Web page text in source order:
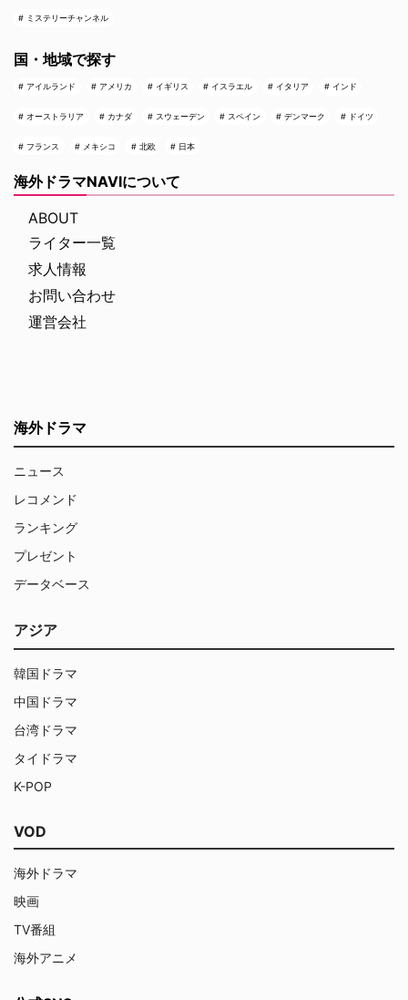
ミステリーチャンネル
国・地域で探す
アイルランド アメリカ イギリス イスラエル イタリア インド
オーストラリア カナダ スウェーデン スペイン デンマーク ドイツ
フランス メキシコ 北欧 日本
海外ドラマNAVIについて
ABOUT
ライター一覧
求人情報
お問い合わせ
運営会社
海外ドラマ
ニュース
レコメンド
ランキング
プレゼント
データベース
アジア
韓国ドラマ
中国ドラマ
台湾ドラマ
タイドラマ
K-POP
VOD
海外ドラマ
映画
TV番組
海外アニメ